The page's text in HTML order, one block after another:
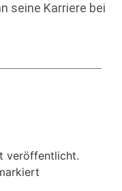
seine Karriere bei
veröffentlicht.